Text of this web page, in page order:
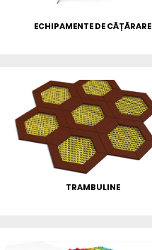
ECHIPAMENTE DE CĂȚĂRARE
TRAMBULINE